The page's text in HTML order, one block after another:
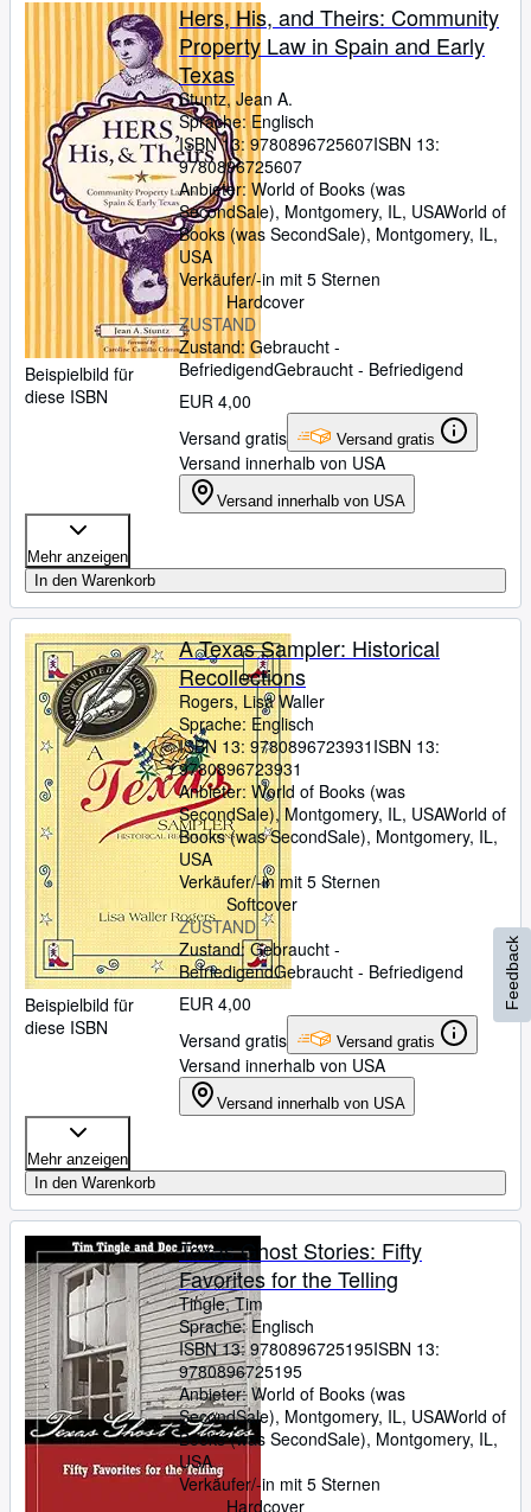
Beispielbild für
diese ISBN
Hers, His, and Theirs: Community
Property Law in Spain and Early
Texas
Stuntz, Jean A.
Sprache: Englisch
ISBN 13:9780896725607ISBN 13:
9780896725607
Anbieter: World of Books (was
SecondSale), Montgomery, IL, USAWorld of
Books (was SecondSale), Montgomery, IL,
USA
Verkäufer/-in mit 5 Sternen
Hardcover
ZUSTAND
Zustand: Gebraucht -
BefriedigendGebraucht - Befriedigend
EUR 4,00
Versand gratis
Versand gratis
Versand innerhalb von USA
Versand innerhalb von USA
Mehr anzeigen
In den Warenkorb
Beispielbild für
diese ISBN
A Texas Sampler: Historical
Recollections
Rogers, Lisa Waller
Sprache: Englisch
ISBN 13:9780896723931 ISBN 13:
9780896723931
Anbieter:World of Books (was
SecondSale), Montgomery, IL, USAWorld of
Books (was SecondSale), Montgomery, IL,
USA
Verkäufer/-in mit 5 Sternen
Softcover
ZUSTAND
Zustand: Gebraucht -
BefriedigendGebraucht - Befriedigend
EUR 4,00
Versand gratis
Versand gratis
Versand innerhalb von USA
Versand innerhalb von USA
Mehr anzeigen
In den Warenkorb
Texas Ghost Stories: Fifty
Favorites for the Telling
Tingle, Tim
Sprache: Englisch
ISBN 13:9780896725195ISBN 13:
9780896725195
Anbieter:World of Books (was
SecondSale), Montgomery, IL, USAWorld of
Books (was SecondSale), Montgomery, IL,
USA
Verkäufer/-in mit 5 Sternen
Hardcover
Feedback